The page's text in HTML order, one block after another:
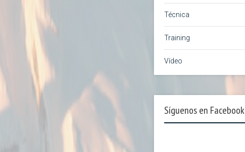
Técnica
Training
Vídeo
Síguenos en Facebook